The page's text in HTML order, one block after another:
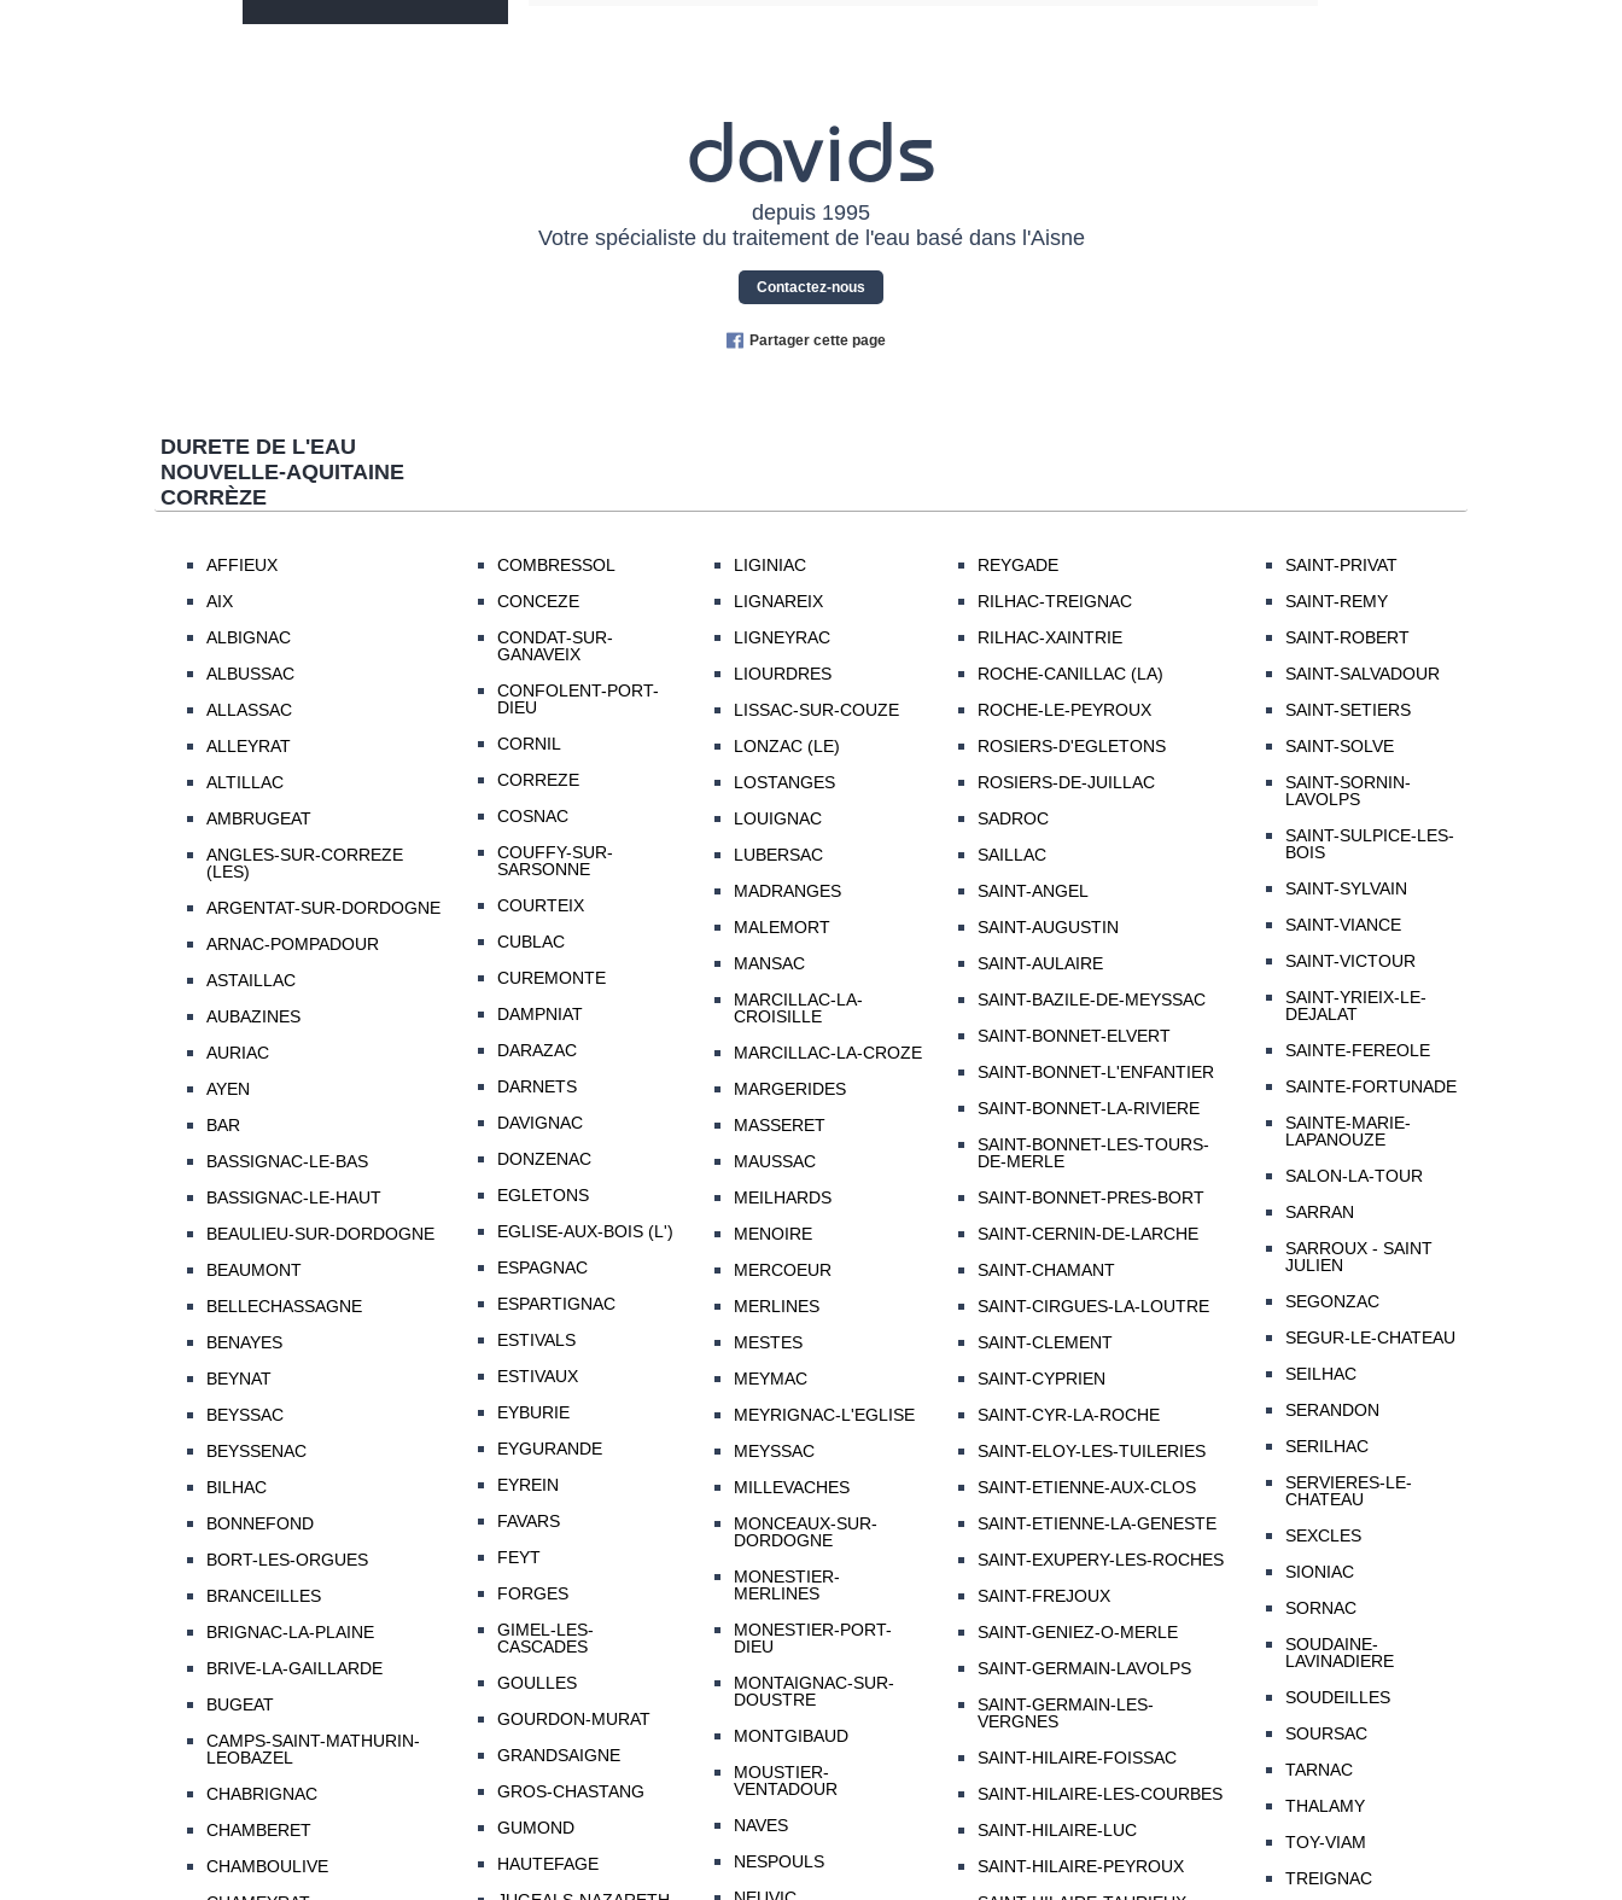
davids
depuis 1995
Votre spécialiste du traitement de l'eau basé dans l'Aisne
Contactez-nous
Partager cette page
DURETE DE L'EAU
NOUVELLE-AQUITAINE
CORRÈZE
AFFIEUX
AIX
ALBIGNAC
ALBUSSAC
ALLASSAC
ALLEYRAT
ALTILLAC
AMBRUGEAT
ANGLES-SUR-CORREZE
(LES)
ARGENTAT-SUR-DORDOGNE
ARNAC-POMPADOUR
ASTAILLAC
AUBAZINES
AURIAC
AYEN
BAR
BASSIGNAC-LE-BAS
BASSIGNAC-LE-HAUT
BEAULIEU-SUR-DORDOGNE
BEAUMONT
BELLECHASSAGNE
BENAYES
BEYNAT
BEYSSAC
BEYSSENAC
BILHAC
BONNEFOND
BORT-LES-ORGUES
BRANCEILLES
BRIGNAC-LA-PLAINE
BRIVE-LA-GAILLARDE
BUGEAT
CAMPS-SAINT-MATHURIN-
LEOBAZEL
CHABRIGNAC
CHAMBERET
CHAMBOULIVE
COMBRESSOL
CONCEZE
CONDAT-SUR-
GANAVEIX
CONFOLENT-PORT-
DIEU
CORNIL
CORREZE
COSNAC
COUFFY-SUR-
SARSONNE
COURTEIX
CUBLAC
CUREMONTE
DAMPNIAT
DARAZAC
DARNETS
DAVIGNAC
DONZENAC
EGLETONS
EGLISE-AUX-BOIS (L')
ESPAGNAC
ESPARTIGNAC
ESTIVALS
ESTIVAUX
EYBURIE
EYGURANDE
EYREIN
FAVARS
FEYT
FORGES
GIMEL-LES-
CASCADES
GOULLES
GOURDON-MURAT
GRANDSAIGNE
GROS-CHASTANG
GUMOND
HAUTEFAGE
LIGINIAC
LIGNAREIX
LIGNEYRAC
LIOURDRES
LISSAC-SUR-COUZE
LONZAC (LE)
LOSTANGES
LOUIGNAC
LUBERSAC
MADRANGES
MALEMORT
MANSAC
MARCILLAC-LA-
CROISILLE
MARCILLAC-LA-CROZE
MARGERIDES
MASSERET
MAUSSAC
MEILHARDS
MENOIRE
MERCOEUR
MERLINES
MESTES
MEYMAC
MEYRIGNAC-L'EGLISE
MEYSSAC
MILLEVACHES
MONCEAUX-SUR-
DORDOGNE
MONESTIER-
MERLINES
MONESTIER-PORT-
DIEU
MONTAIGNAC-SUR-
DOUSTRE
MONTGIBAUD
MOUSTIER-
VENTADOUR
NAVES
NESPOULS
REYGADE
RILHAC-TREIGNAC
RILHAC-XAINTRIE
ROCHE-CANILLAC (LA)
ROCHE-LE-PEYROUX
ROSIERS-D'EGLETONS
ROSIERS-DE-JUILLAC
SADROC
SAILLAC
SAINT-ANGEL
SAINT-AUGUSTIN
SAINT-AULAIRE
SAINT-BAZILE-DE-MEYSSAC
SAINT-BONNET-ELVERT
SAINT-BONNET-L'ENFANTIER
SAINT-BONNET-LA-RIVIERE
SAINT-BONNET-LES-TOURS-
DE-MERLE
SAINT-BONNET-PRES-BORT
SAINT-CERNIN-DE-LARCHE
SAINT-CHAMANT
SAINT-CIRGUES-LA-LOUTRE
SAINT-CLEMENT
SAINT-CYPRIEN
SAINT-CYR-LA-ROCHE
SAINT-ELOY-LES-TUILERIES
SAINT-ETIENNE-AUX-CLOS
SAINT-ETIENNE-LA-GENESTE
SAINT-EXUPERY-LES-ROCHES
SAINT-FREJOUX
SAINT-GENIEZ-O-MERLE
SAINT-GERMAIN-LAVOLPS
SAINT-GERMAIN-LES-
VERGNES
SAINT-HILAIRE-FOISSAC
SAINT-HILAIRE-LES-COURBES
SAINT-HILAIRE-LUC
SAINT-HILAIRE-PEYROUX
SAINT-PRIVAT
SAINT-REMY
SAINT-ROBERT
SAINT-SALVADOUR
SAINT-SETIERS
SAINT-SOLVE
SAINT-SORNIN-
LAVOLPS
SAINT-SULPICE-LES-
BOIS
SAINT-SYLVAIN
SAINT-VIANCE
SAINT-VICTOUR
SAINT-YRIEIX-LE-
DEJALAT
SAINTE-FEREOLE
SAINTE-FORTUNADE
SAINTE-MARIE-
LAPANOUZE
SALON-LA-TOUR
SARRAN
SARROUX - SAINT
JULIEN
SEGONZAC
SEGUR-LE-CHATEAU
SEILHAC
SERANDON
SERILHAC
SERVIERES-LE-
CHATEAU
SEXCLES
SIONIAC
SORNAC
SOUDAINE-
LAVINADIERE
SOUDEILLES
SOURSAC
TARNAC
THALAMY
TOY-VIAM
TREIGNAC